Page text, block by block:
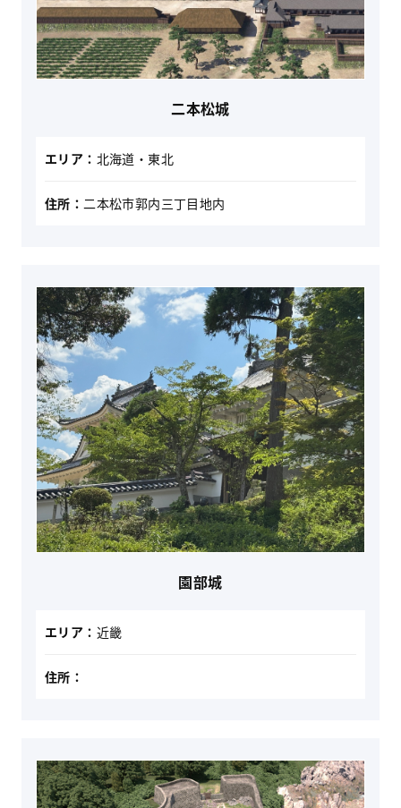
二本松城
エリア： 北海道・東北
住所： 二本松市郭内三丁目地内
園部城
エリア： 近畿
住所：